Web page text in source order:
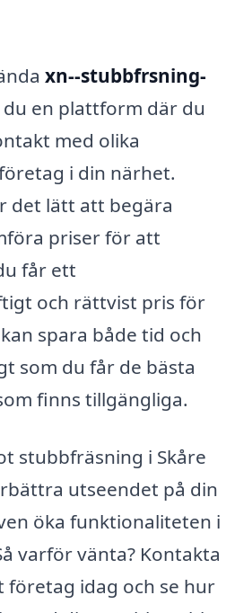
xn--stubbfrsning-
en plattform där du
med olika
i din närhet.
det lätt att begära
priser för att
får ett
och rättvist pris för
spara både tid och
som du får de bästa
finns tillgängliga.
stubbfräsning i Skåre
utseendet på din
öka funktionaliteten i
varför vänta? Kontakta
företag idag och se hur